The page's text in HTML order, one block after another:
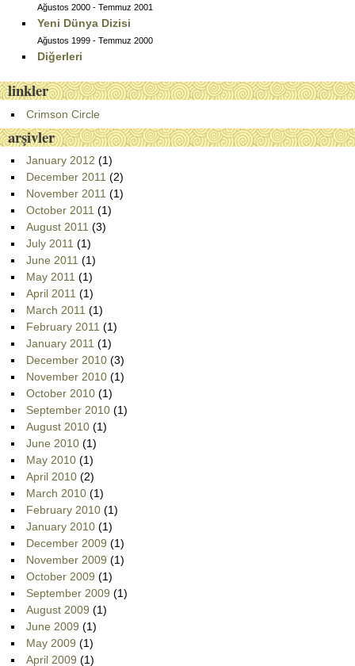
Ağustos 2000 - Temmuz 2001
Yeni Dünya Dizisi
Ağustos 1999 - Temmuz 2000
Diğerleri
linkler
Crimson Circle
arşivler
January 2012 (1)
December 2011 (2)
November 2011 (1)
October 2011 (1)
August 2011 (3)
July 2011 (1)
June 2011 (1)
May 2011 (1)
April 2011 (1)
March 2011 (1)
February 2011 (1)
January 2011 (1)
December 2010 (3)
November 2010 (1)
October 2010 (1)
September 2010 (1)
August 2010 (1)
June 2010 (1)
May 2010 (1)
April 2010 (2)
March 2010 (1)
February 2010 (1)
January 2010 (1)
December 2009 (1)
November 2009 (1)
October 2009 (1)
September 2009 (1)
August 2009 (1)
June 2009 (1)
May 2009 (1)
April 2009 (1)